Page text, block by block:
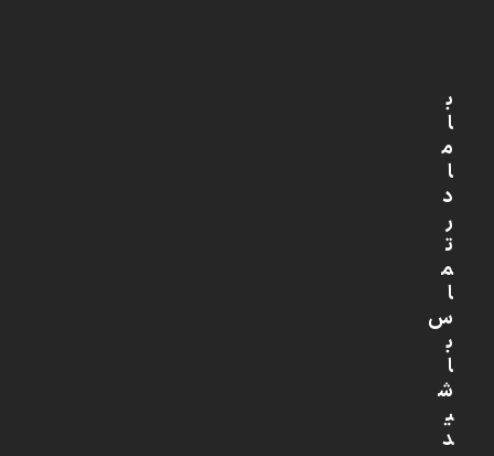
ب
ا
م
ا
د
ر
ت
م
ا
س
ب
ا
ش
ی
د